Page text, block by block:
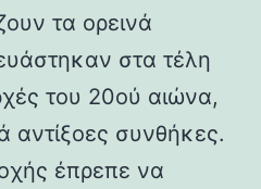
τα ορεινά
στα τέλη
του 20ού αιώνα,
αντίξοες συνθήκες.
έπρεπε να